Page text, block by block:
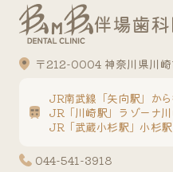
伴場歯
〒212-0004 神奈川県川
JR南武線「矢向駅」か
JR「川崎駅」ラゾーナ
JR「武蔵小杉駅」小杉
044-541-3918